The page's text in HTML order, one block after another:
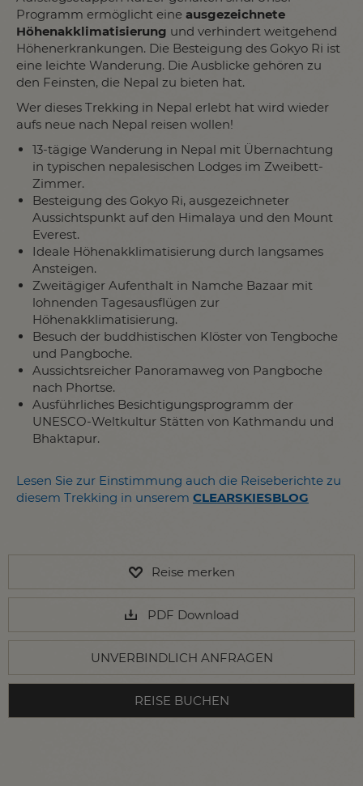
Programm ermöglicht eine ausgezeichnete
Höhenakklimatisierung und verhindert weitgehend
Höhenerkrankungen. Die Besteigung des Gokyo Ri ist
eine leichte Wanderung. Die Ausblicke gehören zu
den Feinsten, die Nepal zu bieten hat.
Wer dieses Trekking in Nepal erlebt hat wird wieder
aufs neue nach Nepal reisen wollen!
13-tägige Wanderung in Nepal mit Übernachtung
in typischen nepalesischen Lodges im Zweibett-
Zimmer.
Besteigung des Gokyo Ri, ausgezeichneter
Aussichtspunkt auf den Himalaya und den Mount
Everest.
Ideale Höhenakklimatisierung durch langsames
Ansteigen.
Zweitägiger Aufenthalt in Namche Bazaar mit
lohnenden Tagesausflügen zur
Höhenakklimatisierung.
Besuch der buddhistischen Klöster von Tengboche
und Pangboche.
Aussichtsreicher Panoramaweg von Pangboche
nach Phortse.
Ausführliches Besichtigungsprogramm der
UNESCO-Weltkultur Stätten von Kathmandu und
Bhaktapur.
Lesen Sie zur Einstimmung auch die Reiseberichte zu
diesem Trekking in unserem CLEARSKIESBLOG
Reise merken
PDF Download
UNVERBINDLICH ANFRAGEN
REISE BUCHEN